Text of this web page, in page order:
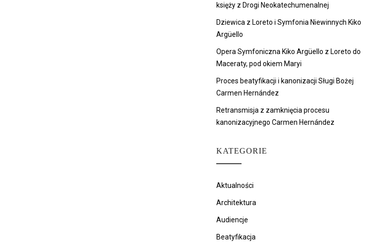
księży z Drogi Neokatechumenalnej
Dziewica z Loreto i Symfonia Niewinnych Kiko
Argüello
Opera Symfoniczna Kiko Argüello z Loreto do
Maceraty, pod okiem Maryi
Proces beatyfikacji i kanonizacji Sługi Bożej
Carmen Hernández
Retransmisja z zamknięcia procesu
kanonizacyjnego Carmen Hernández
KATEGORIE
Aktualności
Architektura
Audiencje
Beatyfikacja